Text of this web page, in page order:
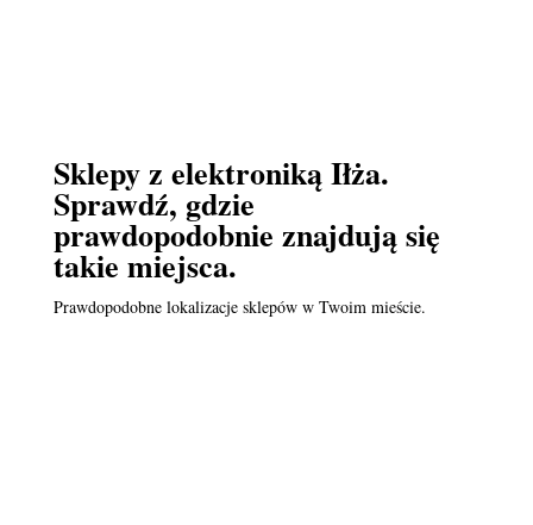
Sklepy z elektroniką Iłża.
Sprawdź, gdzie
prawdopodobnie znajdują się
takie miejsca.
Prawdopodobne lokalizacje sklepów w Twoim mieście.